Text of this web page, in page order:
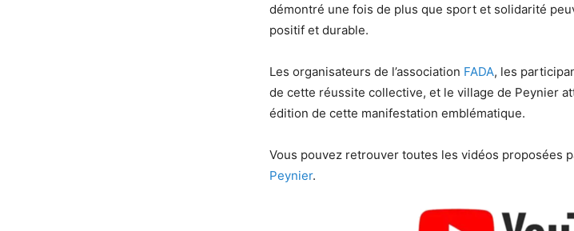
démontré une fois de plus que sport et solidarité
positif et durable.
Les organisateurs de l’association FADA, les
de cette réussite collective, et le village de Peynier
édition de cette manifestation emblématique.
Vous pouvez retrouver toutes les vidéos proposées
Peynier.